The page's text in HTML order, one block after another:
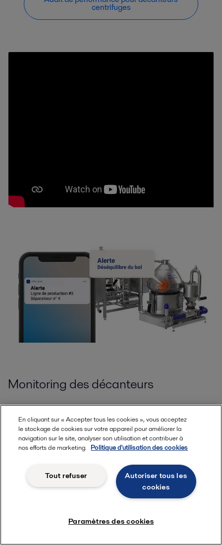
centrifuges
Monitoring des décanteurs
maintenanceou unremplacement de piècesont
nécessaire.
Vous évitez les arrêts imprévus, vous prolongez l'intervalle
coûts de maintenance
au minimum.
décanteurs centrifuge
En cliquant sur « Accepter tous les cookies », vous acceptez
le stockage de cookies sur votre appareil pour améliorer la
navigation sur le site, analyser son utilisation et contribuer à
nos efforts de marketing. Politique d'utilisation des cookies
Autoriser tous les
cookies
Tout refuser
Paramètres des cookies